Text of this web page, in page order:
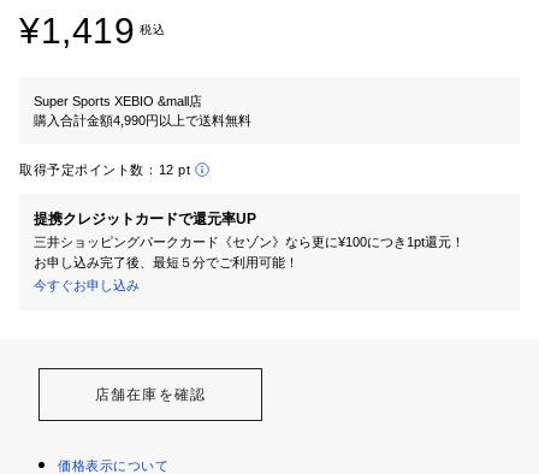
¥1,419 税込
Super Sports XEBIO &mall店
購入合計金額4,990円以上で送料無料
取得予定ポイント数： 12 pt
提携クレジットカードで還元率UP
三井ショッピングパークカード《セゾン》なら更に¥100につき1pt還元！
お申し込み完了後、最短５分でご利用可能！
今すぐお申し込み
店舗在庫を確認
価格表示について